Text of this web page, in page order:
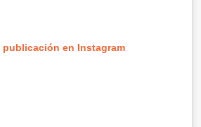
publicación en Instagram